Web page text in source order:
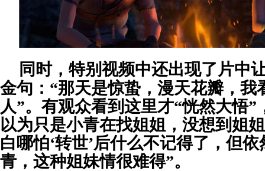
同时，特别视频中还出现了片中
金句：“那天是惊蛰，漫天花瓣，我
人”。有观众看到这里才“恍然大悟
以为只是小青在找姐姐，没想到姐
白哪怕‘转世’后什么不记得了，但
青，这种姐妹情很难得”。